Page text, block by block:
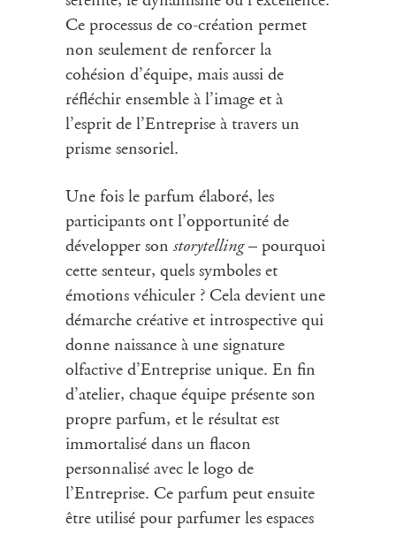
Ce processus de co-création permet
non seulement de renforcer la
cohésion d’équipe, mais aussi de
réfléchir ensemble à l’image et à
l’esprit de l’Entreprise à travers un
prisme sensoriel.
Une fois le parfum élaboré, les
participants ont l’opportunité de
développer son storytelling– pourquoi
cette senteur, quels symboles et
émotions véhiculer ? Cela devient une
démarche créative et introspective qui
donne naissance à une signature
olfactive d’Entreprise unique. En fin
d’atelier, chaque équipe présente son
propre parfum, et le résultat est
immortalisé dans un flacon
personnalisé avec le logo de
l’Entreprise. Ce parfum peut ensuite
être utilisé pour parfumer les espaces